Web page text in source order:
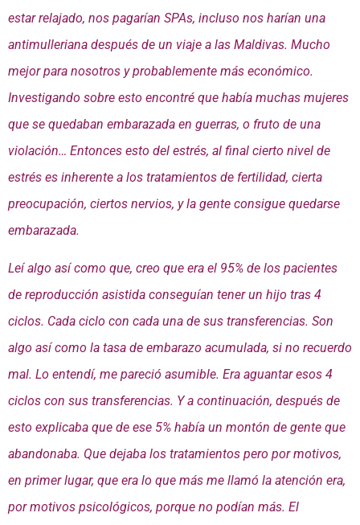
estar relajado, nos pagarían SPAs, incluso nos harían una
antimulleriana después de un viaje a las Maldivas. Mucho
mejor para nosotros y probablemente más económico.
Investigando sobre esto encontré que había muchas mujeres
que se quedaban embarazada en guerras, o fruto de una
violación… Entonces esto del estrés, al final cierto nivel de
estrés es inherente a los tratamientos de fertilidad, cierta
preocupación, ciertos nervios, y la gente consigue quedarse
embarazada.
Leí algo así como que, creo que era el 95% de los pacientes
de reproducción asistida conseguían tener un hijo tras 4
ciclos. Cada ciclo con cada una de sus transferencias. Son
algo así como la tasa de embarazo acumulada, si no recuerdo
mal. Lo entendí, me pareció asumible. Era aguantar esos 4
ciclos con sus transferencias. Y a continuación, después de
esto explicaba que de ese 5% había un montón de gente que
abandonaba. Que dejaba los tratamientos pero por motivos,
en primer lugar, que era lo que más me llamó la atención era,
por motivos psicológicos, porque no podían más. El